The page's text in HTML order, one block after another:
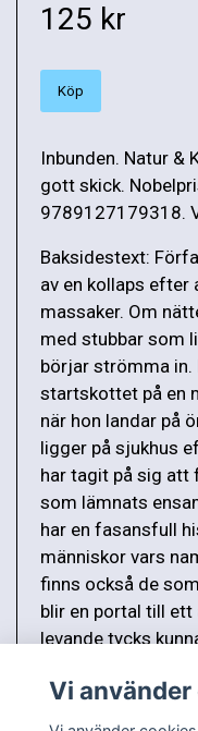
125 kr
Köp
Inbunden. Natur &
gott skick.
9789127179318.
Baksidestext:
av en kollaps efter
massaker. Om
med stubbar som
börjar strömma in.
startskottet på en
när hon landar på
ligger på sjukhus
har tagit på sig att
som lämnats
har en fasansfull
människor vars
finns också de
blir en portal till
levande tycks
Vi